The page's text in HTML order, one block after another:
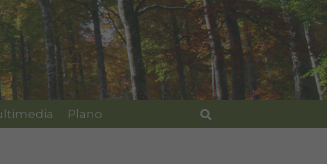
Plano
Buscar